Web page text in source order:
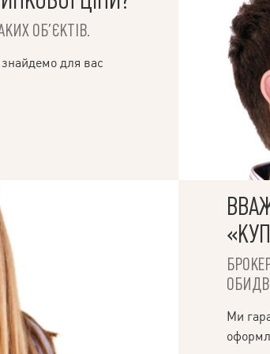
ОБ’ЄКТІВ.
для вас
Ми